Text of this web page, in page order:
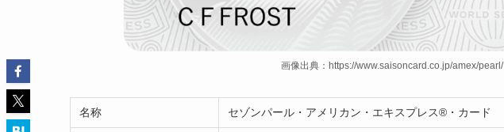
画像出典：https://www.saisoncard.co.jp/amex/pearl/
名称 セゾンパール・アメリカン・エキスプレス®・カード